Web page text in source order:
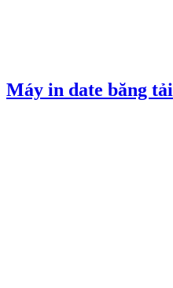
Máy in date băng tải